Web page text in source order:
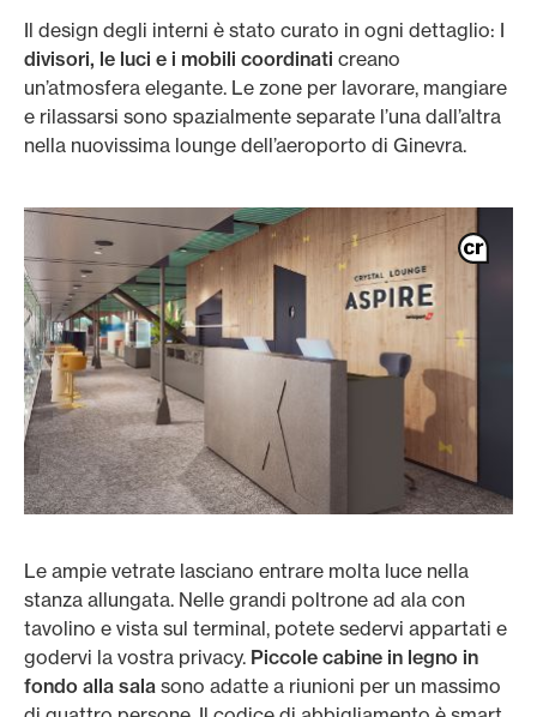
Il design degli interni è stato curato in ogni dettaglio: I
divisori, le luci e i mobili coordinati creano
un’atmosfera elegante. Le zone per lavorare, mangiare
e rilassarsi sono spazialmente separate l’una dall’altra
nella nuovissima lounge dell’aeroporto di Ginevra.
Le ampie vetrate lasciano entrare molta luce nella
stanza allungata. Nelle grandi poltrone ad ala con
tavolino e vista sul terminal, potete sedervi appartati e
godervi la vostra privacy. Piccole cabine in legno in
fondo alla sala sono adatte a riunioni per un massimo